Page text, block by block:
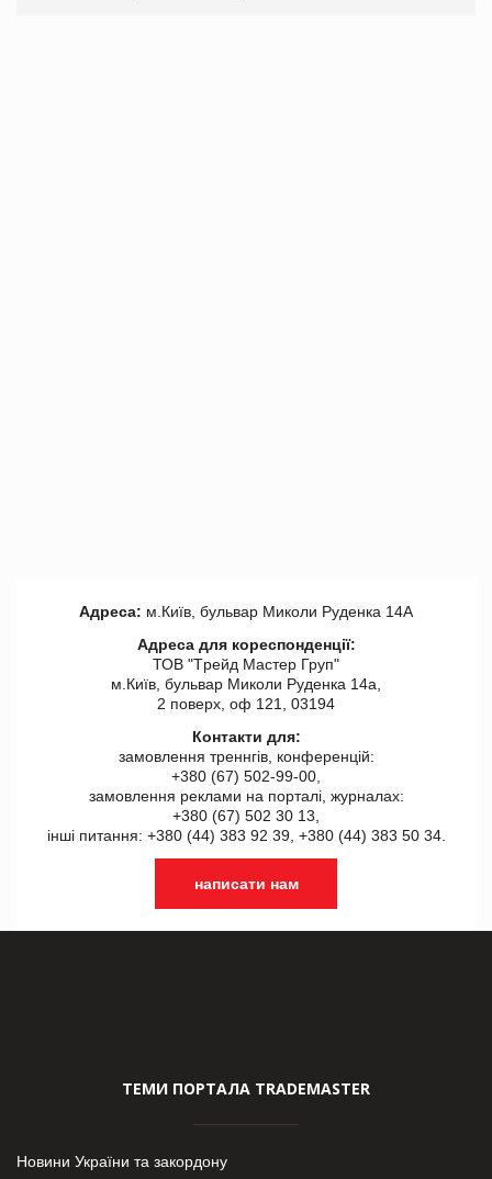
Адреса: м.Київ, бульвар Миколи Руденка 14А
Адреса для кореспонденції:
ТОВ "Tрейд Мастер Груп"
м.Київ, бульвар Миколи Руденка 14а,
2 поверх, оф 121, 03194
Контакти для:
замовлення треннгів, конференцій:
+380 (67) 502-99-00,
замовлення реклами на порталі, журналах:
+380 (67) 502 30 13,
інші питання: +380 (44) 383 92 39, +380 (44) 383 50 34.
написати нам
ТЕМИ ПОРТАЛА TRADEMASTER
Новини України та закордону